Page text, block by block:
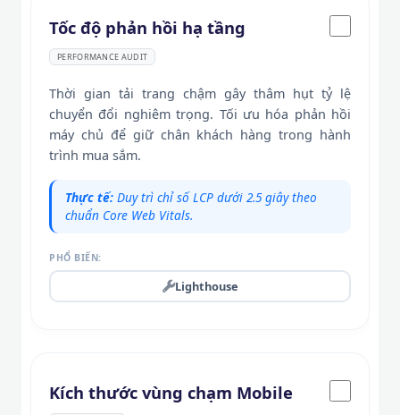
Tốc độ phản hồi hạ tầng
PERFORMANCE AUDIT
Thời gian tải trang chậm gây thâm hụt tỷ lệ
chuyển đổi nghiêm trọng. Tối ưu hóa phản hồi
máy chủ để giữ chân khách hàng trong hành
trình mua sắm.
Thực tế: Duy trì chỉ số LCP dưới 2.5 giây theo
chuẩn Core Web Vitals.
PHỔ BIẾN:
Lighthouse
Kích thước vùng chạm Mobile